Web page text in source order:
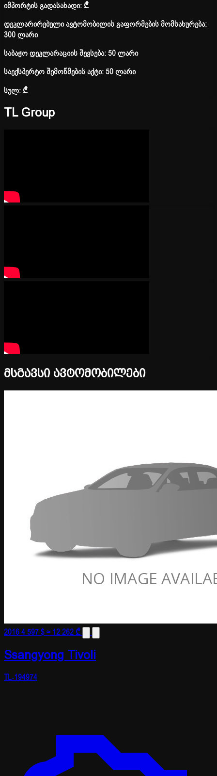
იმპორტის გადასახადი:₾
დეკლარირებული ავტომობილის გაფორმების მომსახურება:
300 ლარი
საბაჟო დეკლარაციის შევსება: 50 ლარი
საექსპერტო შემოწმების აქტი: 50 ლარი
სულ:₾
TL Group
მსგავსი ავტომობილები
20164 597 $≈ 12 262 ₾
Ssangyong Tivoli
TL-194974